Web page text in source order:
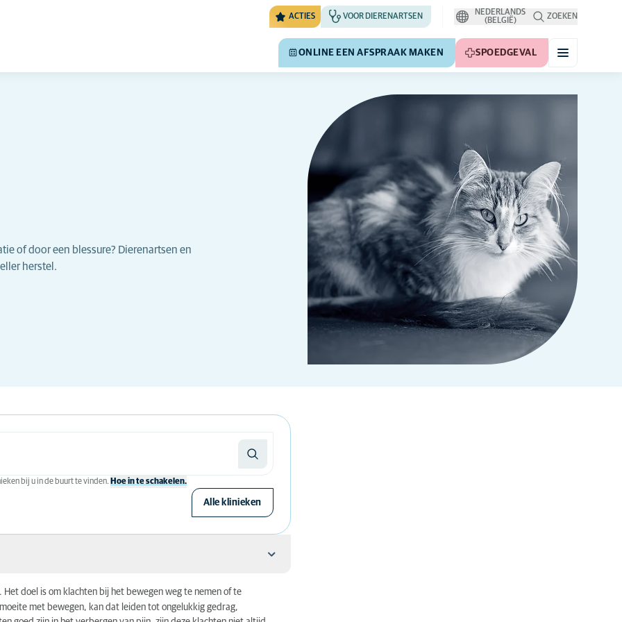
ACTIES VOOR DIERENARTSEN
NEDERLANDS
(BELGIË)
ZOEKEN
ONLINE EEN AFSPRAAK MAKEN SPOEDGEVAL
of door een blessure? Dierenartsen en
herstel.
bij u in de buurt te vinden. Hoe in te schakelen.
Alle klinieken
doel is om klachten bij het bewegen weg te nemen of te
met bewegen, kan dat leiden tot ongelukkig gedrag,